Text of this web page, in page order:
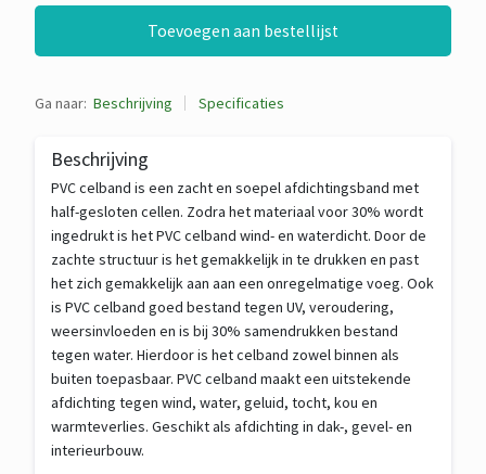
Ga naar: Beschrijving Specificaties
Beschrijving
PVC celband is een zacht en soepel afdichtingsband met
half-gesloten cellen. Zodra het materiaal voor 30% wordt
ingedrukt is het PVC celband wind- en waterdicht. Door de
zachte structuur is het gemakkelijk in te drukken en past
het zich gemakkelijk aan aan een onregelmatige voeg. Ook
is PVC celband goed bestand tegen UV, veroudering,
weersinvloeden en is bij 30% samendrukken bestand
tegen water. Hierdoor is het celband zowel binnen als
buiten toepasbaar. PVC celband maakt een uitstekende
afdichting tegen wind, water, geluid, tocht, kou en
warmteverlies. Geschikt als afdichting in dak-, gevel- en
interieurbouw.
Toevoegen aan bestellijst